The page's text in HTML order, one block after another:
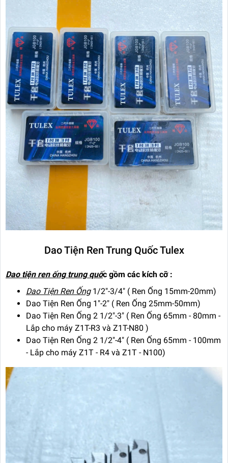
Dao Tiện Ren Trung Quốc Tulex
Dao tiện ren ống trung quốc gồm các kích cỡ :
Dao Tiện Ren Ống1/2"-3/4" ( Ren Ống 15mm-20mm)
Dao Tiện Ren Ống 1"-2" ( Ren Ống 25mm-50mm)
Dao Tiện Ren Ống 2 1/2"-3" ( Ren Ống 65mm - 80mm -
Lắp cho máy Z1T-R3 và Z1T-N80 )
Dao Tiện Ren Ống 2 1/2"-4" ( Ren Ống 65mm - 100mm
- Lắp cho máy Z1T - R4 và Z1T - N100)